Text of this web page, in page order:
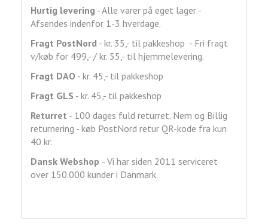
Hurtig levering - Alle varer på eget lager -
Afsendes indenfor 1-3 hverdage.
Fragt PostNord - kr. 35,- til pakkeshop - Fri fragt
v/køb for 499,- / kr. 55,- til hjemmelevering.
Fragt DAO - kr. 45,- til pakkeshop
Fragt GLS - kr. 45,- til pakkeshop
Returret - 100 dages fuld returret. Nem og Billig
returnering - køb PostNord retur QR-kode fra kun
40 kr.
Dansk Webshop - Vi har siden 2011 serviceret
over 150.000 kunder i Danmark.